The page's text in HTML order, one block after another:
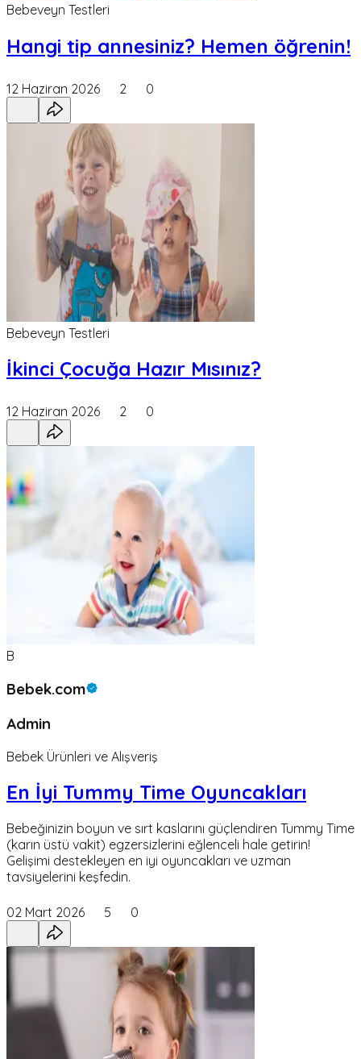
Bebeveyn Testleri
Hangi tip annesiniz? Hemen öğrenin!
12 Haziran 2026 2 0
Bebeveyn Testleri
İkinci Çocuğa Hazır Mısınız?
12 Haziran 2026 2 0
B
Bebek.com
Admin
Bebek Ürünleri ve Alışveriş
En İyi Tummy Time Oyuncakları
Bebeğinizin boyun ve sırt kaslarını güçlendiren Tummy Time
(karın üstü vakit) egzersizlerini eğlenceli hale getirin!
Gelişimi destekleyen en iyi oyuncakları ve uzman
tavsiyelerini keşfedin.
02 Mart 2026 5 0